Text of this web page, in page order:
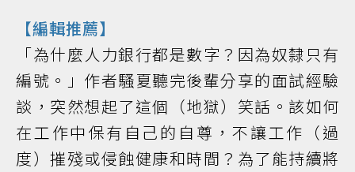
【編輯推薦】
「為什麼人力銀行都是數字？因為奴隸只有
編號。」作者騷夏聽完後輩分享的面試經驗
談，突然想起了這個（地獄）笑話。該如何
在工作中保有自己的自尊，不讓工作（過
度）摧殘或侵蝕健康和時間？為了能持續將